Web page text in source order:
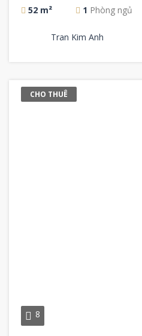
52 m² 1 Phòng ngủ
Tran Kim Anh
CHO THUÊ
8